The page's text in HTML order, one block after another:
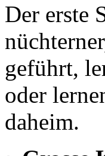
Der erste
geführt,
oder
daheim.